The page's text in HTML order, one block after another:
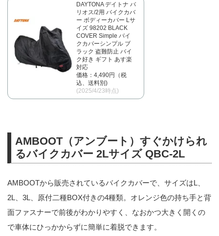
DAYTONA デイトナ バ
リオス/2用 バイクカバ
ー ボディーカバー Lサ
イズ 98202 BLACK
COVER Simple バイ
クカバーシンプル ブ
ラック 盗難防止 バイ
ク好き ギフト あす楽
対応
価格：4,490円（税
込、送料別)
(2025/4/23時点)
AMBOOT（アンブート）すぐかけられ
るバイクカバー 2Lサイズ QBC-2L
AMBOOTから販売されているバイクカバーで、サイズはL、
2L、3L、原付二種BOX付きの4種類。オレンジ色の持ち手と背
面ファスナーで前後がわかりやすく、なおかつ大きく開くの
で車体にひっかからずに簡単に着脱できます。